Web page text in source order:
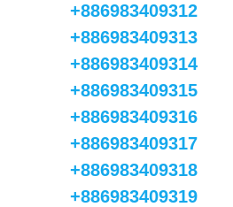
+886983409312
+886983409313
+886983409314
+886983409315
+886983409316
+886983409317
+886983409318
+886983409319